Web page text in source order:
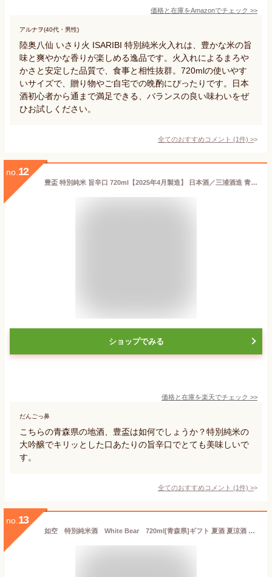
価格と在庫をAmazonでチェック >>
アルナヲ(40代・男性)
陸奥八仙 いさり火 ISARIBI 特別純米火入れは、豊かな米の旨
味と爽やかな香りが楽しめる逸品です。火入れによるまろや
かさと安定した品質で、食事と相性抜群。720mlの使いやす
いサイズで、贈り物やご自宅での晩酌にぴったりです。日本
酒初心者から通まで満足できる、バランスの良い味わいをぜ
ひお試しください。
全てのおすすめコメント (1件) >
no. 12
豊盃 特別純米 旨辛口 720ml【2025年4月製造】 日本酒／三浦酒造 青森県
ショップでみる
価格と在庫を楽天でチェック >>
だんごっ鼻
こちらの青森県の地酒、豊盃は如何でしょうか？特別純米の
大吟醸でキリッとした口あたりの旨辛口でとても美味しいで
す。
全てのおすすめコメント (1件) >
no. 13
如空 特別純米酒 White Bear 720ml[青森県]ギフト 夏酒 夏涼酒 御中元 お中元 お土産